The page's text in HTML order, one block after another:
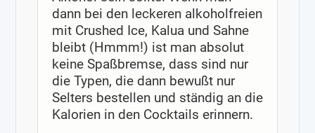
dann bei den leckeren alkoholfreien
mit Crushed Ice, Kalua und Sahne
bleibt (Hmmm!) ist man absolut
keine Spaßbremse, dass sind nur
die Typen, die dann bewußt nur
Selters bestellen und ständig an die
Kalorien in den Cocktails erinnern.